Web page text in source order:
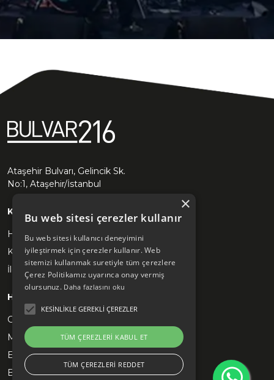
Ataşehir Bulvarı, Gelincik Sk.
No:1, Ataşehir/İstanbul
KURUMSAL
Hakkımızda
Kariyer
İletişim
HIZLI ERİŞİM
Gastronomi
Markalarımız
Etkinlikler
Blog
×
Bu web sitesi çerezler kullanır
Bu web sitesi kullanıcı deneyimini
iyileştirmek için çerezler kullanır. Web
sitemizi kullanmak suretiyle tüm çerezlere
Çerez Politikamız uyarınca onay vermiş
olursunuz. Daha fazlasını oku
KESINLIKLE GEREKLI ÇEREZLER
TÜM ÇEREZLERI KABUL ET
TÜM ÇEREZLERI REDDET